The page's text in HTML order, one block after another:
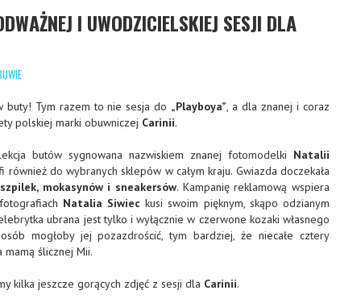
I UWODZICIELSKIEJ SESJI DLA
buty! Tym razem to nie sesja do „Playboya”, a dla znanej i coraz
polskiej marki obuwniczej Carinii.
butów sygnowana nazwiskiem znanej fotomodelki Natalii
również do wybranych sklepów w całym kraju. Gwiazda doczekała
mokasynów i sneakersów. Kampanię reklamową wspiera
Natalia Siwiec kusi swoim pięknym, skąpo odzianym
ubrana jest tylko i wyłącznie w czerwone kozaki własnego
mogłoby jej pozazdrościć, tym bardziej, że niecałe cztery
mamą ślicznej Mii.
kilka jeszcze gorących zdjęć z sesji dla Carinii.